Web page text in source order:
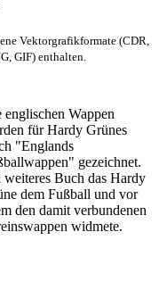
Vektorgrafikformate (CDR,
GIF) enthalten.
englischen Wappen
für Hardy Grünes
"Englands
gezeichnet.
weiteres Buch das Hardy
dem Fußball und vor
den damit verbundenen
widmete.